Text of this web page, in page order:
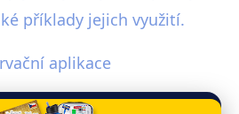
příklady jejich využití.
aplikace